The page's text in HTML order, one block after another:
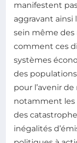
manifestent
aggravant ainsi
sein même des
comment ces
systèmes
des
pour l’avenir
notamment les
des
inégalités